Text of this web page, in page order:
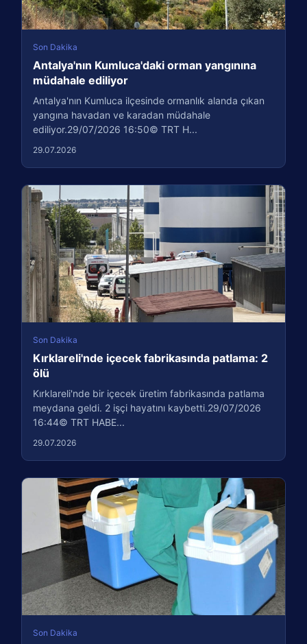
Son Dakika
Antalya'nın Kumluca'daki orman yangınına
müdahale ediliyor
Antalya'nın Kumluca ilçesinde ormanlık alanda çıkan
yangına havadan ve karadan müdahale
ediliyor.29/07/2026 16:50© TRT H...
29.07.2026
Son Dakika
Kırklareli'nde içecek fabrikasında patlama: 2
ölü
Kırklareli'nde bir içecek üretim fabrikasında patlama
meydana geldi. 2 işçi hayatını kaybetti.29/07/2026
16:44© TRT HABE...
29.07.2026
Son Dakika